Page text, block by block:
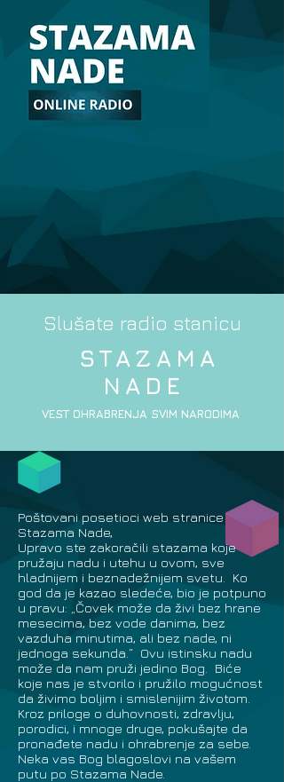
Slušate radio stanicu
STAZAMA
NADE
VEST OHRABRENJA SVIM NARODIMA
Poštovani posetioci web stranice
Stazama Nade,
Upravo ste zakoračili stazama koje
pružaju nadu i utehu u ovom, sve
hladnijem i beznadežnijem svetu. Ko
god da je kazao sledeće, bio je potpuno
u pravu: „Čovek može da živi bez hrane
mesecima, bez vode danima, bez
vazduha minutima, ali bez nade, ni
jednoga sekunda.“ Ovu istinsku nadu
može da nam pruži jedino Bog. Biće
koje nas je stvorilo i pružilo mogućnost
da živimo boljim i smislenijim životom.
Kroz priloge o duhovnosti, zdravlju,
porodici, i mnoge druge, pokušajte da
pronađete nadu i ohrabrenje za sebe.
Neka vas Bog blagoslovi na vašem
putu po Stazama Nade.